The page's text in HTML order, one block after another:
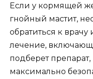
Если у кормящей
гнойный мастит,
обратиться к
лечение,
подберет
максимально